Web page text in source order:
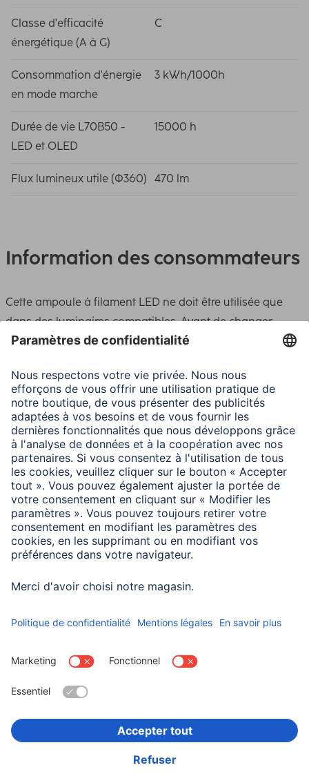
Classe d'efficacité
énergétique (A à G)
C
Consommation d'énergie
en mode marche
3 kWh/1000h
Durée de vie L70B50 -
LED et OLED
15000 h
Flux lumineux utile (Φ360) 470 lm
Information des consommateurs
Cette ampoule à filament LED ne doit être utilisée que
dans des luminaires compatibles. Avant de changer
l’ampoule, attendre le refroidissement complet et
ampoules endommagées. Aucune responsabilité ne sera
acceptée en cas d’utilisation incorrecte. Cette ampoule à
filament LED est conçue pour un fonctionnement dans
des luminaires ouverts. L’échauffement de l’ampoule en
fonctionnement peut ainsi être dissipé dans l’air ambiant.
La durée de vie prévue est calculée sur la base de ce
mode de fonctionnement. Les ampoules à filament LED
peuvent évidemment aussi être utilisées dans des
luminaires fermés, mais elles sont alors moins bien
refroidies et durent moins longtemps. Sans variateur !
Informations institutionnelles
Confidentialité et Securité